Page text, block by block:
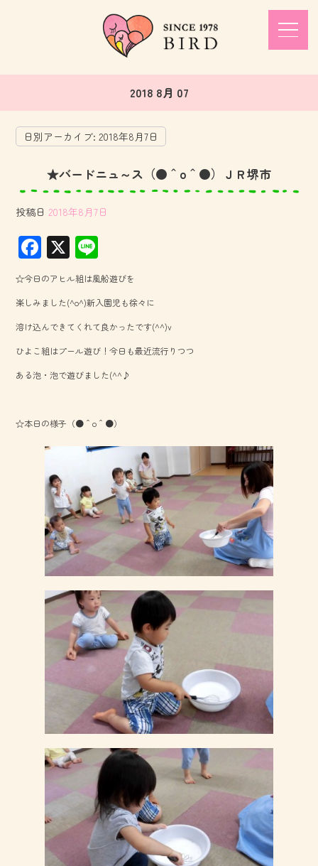
2018 8月 07
日別アーカイブ:2018年8月7日
★バードニュ～ス（●＾o＾●）ＪＲ堺市
投稿日 2018年8月7日
F
ac
e
b
o
ok
X
ne
☆今日のアヒル組は風船遊びを
楽しみました(^o^)新入園児も徐々に
溶け込んできてくれて良かったです(^^)v
ひよこ組はプール遊び！今日も最近流行りつつ
ある泡・泡で遊びました(^^♪
☆本日の様子（●＾o＾●）